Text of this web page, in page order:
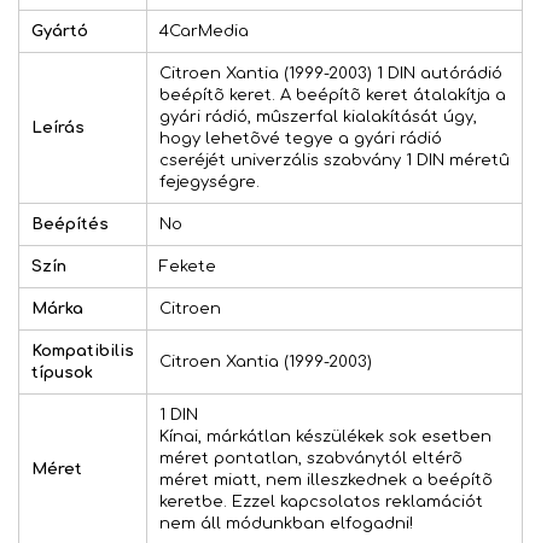
Gyártó 4CarMedia
Leírás
Citroen Xantia (1999-2003) 1 DIN autórádió
beépítõ keret. A beépítõ keret átalakítja a
gyári rádió, mûszerfal kialakítását úgy,
hogy lehetõvé tegye a gyári rádió
cseréjét univerzális szabvány 1 DIN méretû
fejegységre.
Beépítés No
Szín Fekete
Márka Citroen
Kompatibilis
típusok
Citroen Xantia (1999-2003)
Méret
1 DIN
Kínai, márkátlan készülékek sok esetben
méret pontatlan, szabványtól eltérõ
méret miatt, nem illeszkednek a beépítõ
keretbe. Ezzel kapcsolatos reklamációt
nem áll módunkban elfogadni!